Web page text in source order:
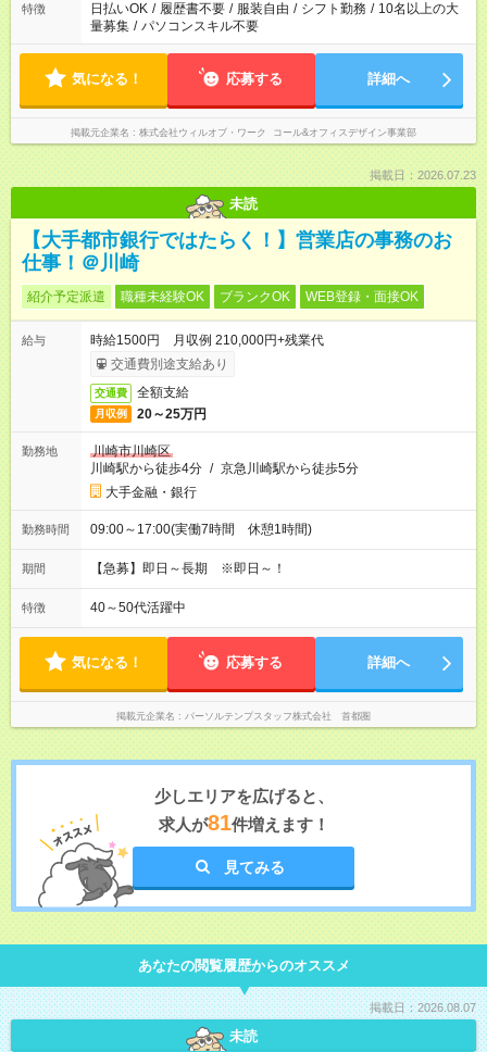
特徴 日払いOK / 履歴書不要 / 服装自由 / シフト勤務 / 10名以上の大
量募集 / パソコンスキル不要
気になる！ 応募する 詳細へ
掲載元企業名 株式会社ウィルオブ・ワーク コール&オフィスデザイン事業部
掲載日：2026.07.23
未読
【大手都市銀行ではたらく！】営業店の事務のお
仕事！＠川崎
紹介予定派遣 職種未経験OK ブランクOK WEB登録・面接OK
給与
時給1500円 月収例 210,000円+残業代
交通費別途支給あり
交通費 全額支給
月収例 20～25万円
勤務地
川崎市川崎区
川崎駅から徒歩4分 / 京急川崎駅から徒歩5分
大手金融・銀行
勤務時間 09:00～17:00(実働7時間 休憩1時間)
期間 【急募】即日～長期 ※即日～！
特徴 40～50代活躍中
気になる！ 応募する 詳細へ
掲載元企業名 パーソルテンプスタッフ株式会社 首都圏
少しエリアを広げると、
求人が81件増えます！
見てみる
あなたの閲覧履歴からのオススメ
掲載日：2026.08.07
未読